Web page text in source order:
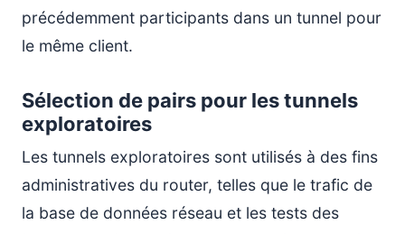
précédemment participants dans un tunnel pour
le même client.
Sélection de pairs pour les tunnels
exploratoires
Les tunnels exploratoires sont utilisés à des fins
administratives du router, telles que le trafic de
la base de données réseau et les tests des